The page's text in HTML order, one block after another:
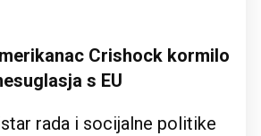
Crishock kormilo
s EU
rada i socijalne politike